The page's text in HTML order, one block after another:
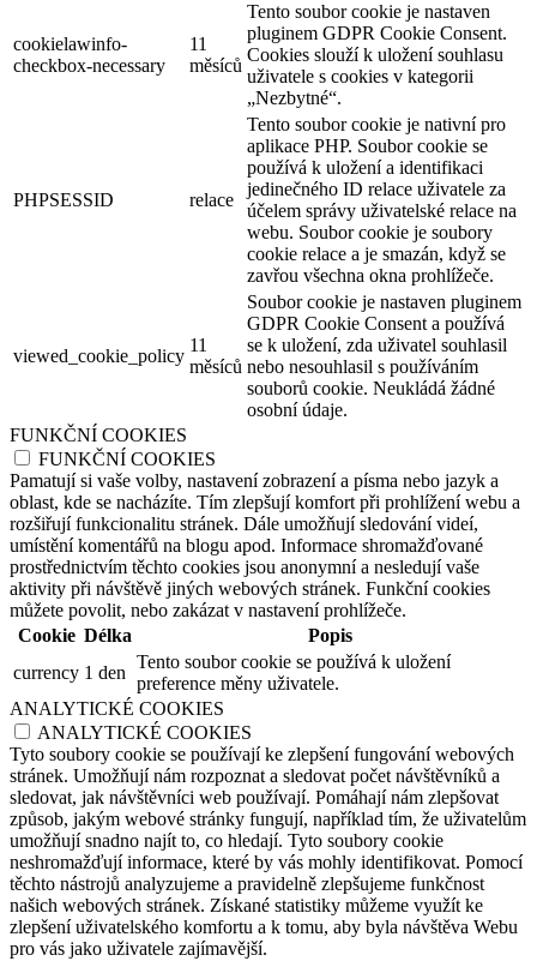
cookielawinfo-
checkbox-necessary
11
měsíců
Tento soubor cookie je nastaven
pluginem GDPR Cookie Consent.
Cookies slouží k uložení souhlasu
uživatele s cookies v kategorii
„Nezbytné“.
PHPSESSID relace
Tento soubor cookie je nativní pro
aplikace PHP. Soubor cookie se
používá k uložení a identifikaci
jedinečného ID relace uživatele za
účelem správy uživatelské relace na
webu. Soubor cookie je soubory
cookie relace a je smazán, když se
zavřou všechna okna prohlížeče.
viewed_cookie_policy
11
měsíců
Soubor cookie je nastaven pluginem
GDPR Cookie Consent a používá
se k uložení, zda uživatel souhlasil
nebo nesouhlasil s používáním
souborů cookie. Neukládá žádné
osobní údaje.
FUNKČNÍ COOKIES
FUNKČNÍ COOKIES
Pamatují si vaše volby, nastavení zobrazení a písma nebo jazyk a
oblast, kde se nacházíte. Tím zlepšují komfort při prohlížení webu a
rozšiřují funkcionalitu stránek. Dále umožňují sledování videí,
umístění komentářů na blogu apod. Informace shromažďované
prostřednictvím těchto cookies jsou anonymní a nesledují vaše
aktivity při návštěvě jiných webových stránek. Funkční cookies
můžete povolit, nebo zakázat v nastavení prohlížeče.
Cookie Délka
Popis
currency 1 den
Tento soubor cookie se používá k uložení
preference měny uživatele.
ANALYTICKÉ COOKIES
ANALYTICKÉ COOKIES
Tyto soubory cookie se používají ke zlepšení fungování webových
stránek. Umožňují nám rozpoznat a sledovat počet návštěvníků a
sledovat, jak návštěvníci web používají. Pomáhají nám zlepšovat
způsob, jakým webové stránky fungují, například tím, že uživatelům
umožňují snadno najít to, co hledají. Tyto soubory cookie
neshromažďují informace, které by vás mohly identifikovat. Pomocí
těchto nástrojů analyzujeme a pravidelně zlepšujeme funkčnost
našich webových stránek. Získané statistiky můžeme využít ke
zlepšení uživatelského komfortu a k tomu, aby byla návštěva Webu
pro vás jako uživatele zajímavější.